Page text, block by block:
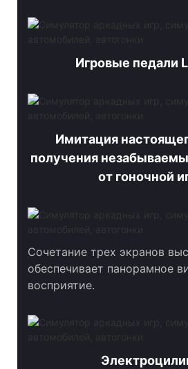
Игровые педали
Имитация
получения
от гоночной
Сочетание трех экранов
обеспечивает панорамное
восприятие.